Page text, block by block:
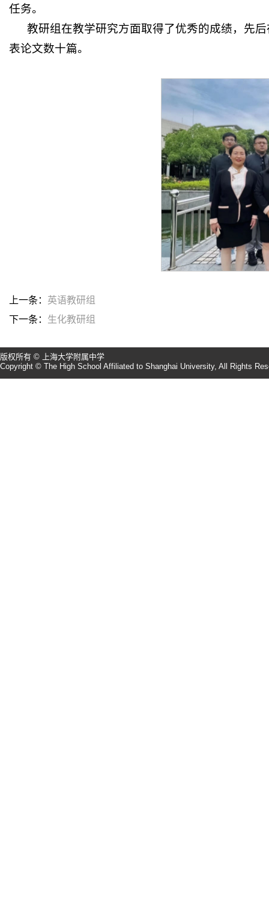
任务。
教研组在教学研究方面取得了优秀的成绩，先
表论文数十篇。
上一条： 英语教研组
下一条： 生化教研组
版权所有 © 上海大学附属中学
Copyright © The High School Affiliated to Shanghai University, All Rights